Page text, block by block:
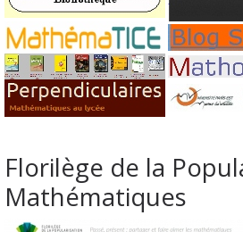
Florilège de la
Mathématiques